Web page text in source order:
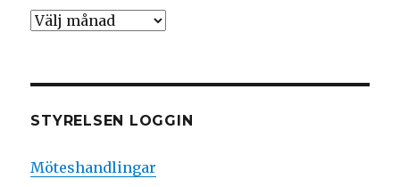
Arkiv
STYRELSEN LOGGIN
Möteshandlingar